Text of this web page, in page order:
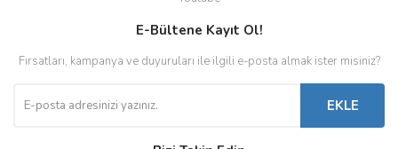
E-Bültene Kayıt Ol!
Fırsatları, kampanya ve duyuruları ile ilgili e-posta almak ister misiniz?
EKLE